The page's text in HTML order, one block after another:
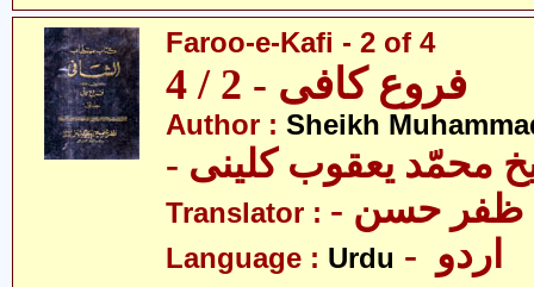
Faroo-e-Kafi - 2 of 4
فروع کافی - 2 / 4
Author : Sheikh
محمّد یعقوب کلینی
Translator : ظفر حسن
Language : Urdu